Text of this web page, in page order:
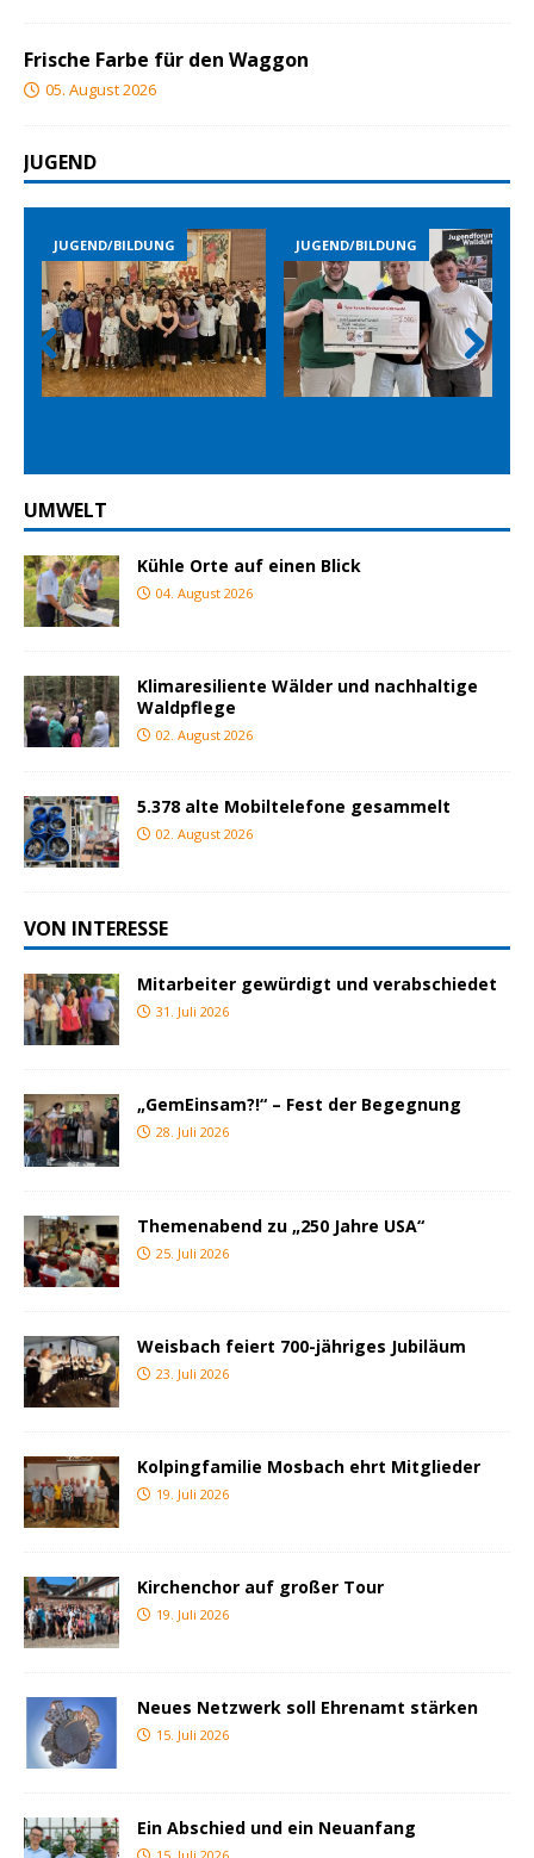
Frische Farbe für den Waggon
05. August 2026
JUGEND
JUGEND/BILDUNG JUGEND/BILDUNG
Prev
ious
Nex
t
UMWELT
Kühle Orte auf einen Blick
04. August 2026
Klimaresiliente Wälder und nachhaltige
Waldpflege
02. August 2026
5.378 alte Mobiltelefone gesammelt
02. August 2026
VON INTERESSE
Mitarbeiter gewürdigt und verabschiedet
31. Juli 2026
„GemEinsam?!“ – Fest der Begegnung
28. Juli 2026
Themenabend zu „250 Jahre USA“
25. Juli 2026
Weisbach feiert 700-jähriges Jubiläum
23. Juli 2026
Kolpingfamilie Mosbach ehrt Mitglieder
19. Juli 2026
Kirchenchor auf großer Tour
19. Juli 2026
Neues Netzwerk soll Ehrenamt stärken
15. Juli 2026
Ein Abschied und ein Neuanfang